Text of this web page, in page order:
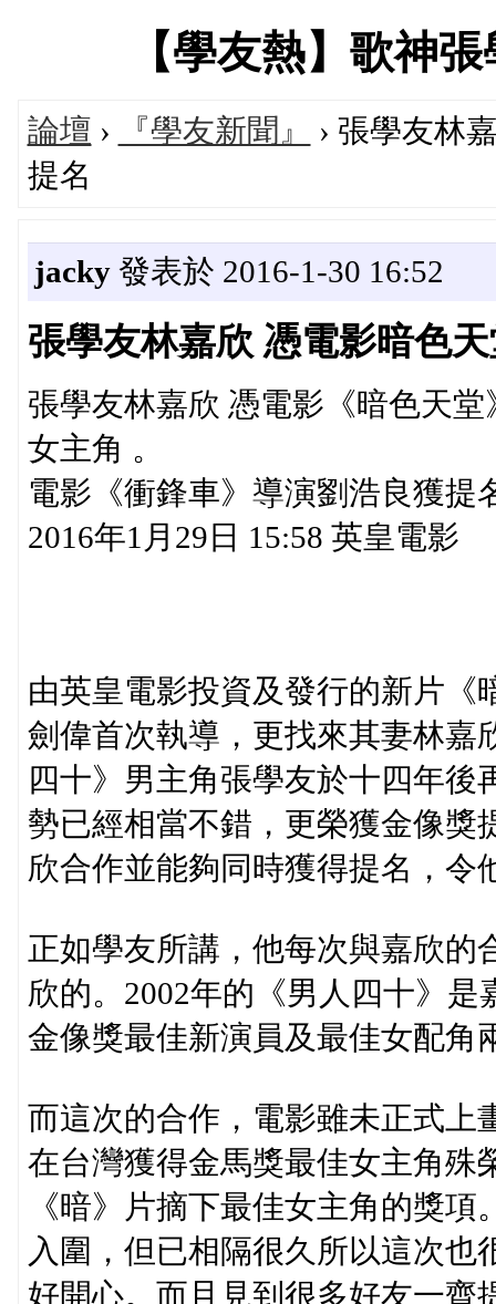
【學友熱】歌神
論壇 › 『學友新聞』
› 張學友林
提名
jacky發表於 2016-1-30 16:52
張學友林嘉欣 憑電影暗色
張學友林嘉欣 憑電影《暗色天
女主角 。
電影《衝鋒車》導演劉浩良獲提
2016年1月29日 15:58 英皇電影
由英皇電影投資及發行的新片《
劍偉首次執導，更找來其妻林嘉
四十》男主角張學友於十四年後
勢已經相當不錯，更榮獲金像獎
欣合作並能夠同時獲得提名，令
正如學友所講，他每次與嘉欣的
欣的。2002年的《男人四十》
金像獎最佳新演員及最佳女配角
而這次的合作，電影雖未正式上
在台灣獲得金馬獎最佳女主角殊
《暗》片摘下最佳女主角的獎
入圍，但已相隔很久所以這次
好開心。而且見到很多好友一齊